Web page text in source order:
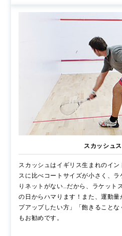
スカッシュ
スカッシュはイギリス生まれのイ
スに比べコートサイズが小さく、
りネットがない…だから、ラケット
の日からハマります！また、運動
プアップしたい方」「飽きること
もお勧めです。